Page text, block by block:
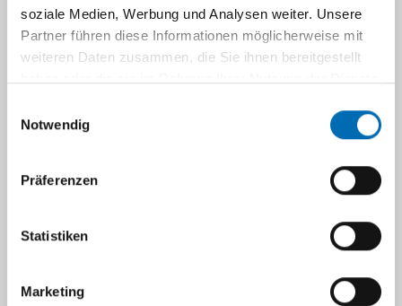
soziale Medien, Werbung und Analysen weiter. Unsere
Partner führen diese Informationen möglicherweise mit
weiteren Daten zusammen, die Sie ihnen bereitgestellt
Notwendig
Präferenzen
Statistiken
Marketing